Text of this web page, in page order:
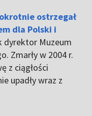
ostrzegał
dla Polski i
dyrektor Muzeum
Zmarły w 2004 r.
z ciągłości
upadły wraz z